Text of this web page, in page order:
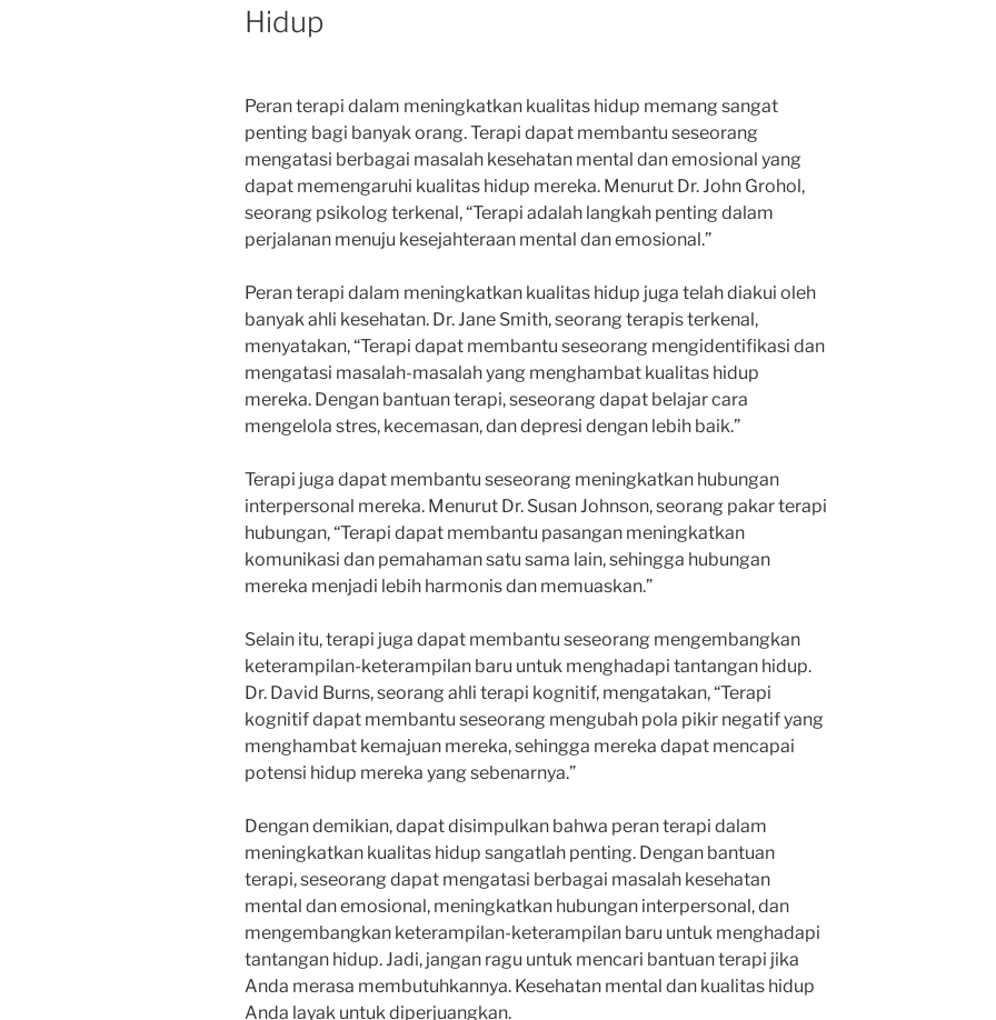
Hidup
Peran terapi dalam meningkatkan kualitas hidup memang sangat
penting bagi banyak orang. Terapi dapat membantu seseorang
mengatasi berbagai masalah kesehatan mental dan emosional yang
dapat memengaruhi kualitas hidup mereka. Menurut Dr. John Grohol,
seorang psikolog terkenal, “Terapi adalah langkah penting dalam
perjalanan menuju kesejahteraan mental dan emosional.”
Peran terapi dalam meningkatkan kualitas hidup juga telah diakui oleh
banyak ahli kesehatan. Dr. Jane Smith, seorang terapis terkenal,
menyatakan, “Terapi dapat membantu seseorang mengidentifikasi dan
mengatasi masalah-masalah yang menghambat kualitas hidup
mereka. Dengan bantuan terapi, seseorang dapat belajar cara
mengelola stres, kecemasan, dan depresi dengan lebih baik.”
Terapi juga dapat membantu seseorang meningkatkan hubungan
interpersonal mereka. Menurut Dr. Susan Johnson, seorang pakar terapi
hubungan, “Terapi dapat membantu pasangan meningkatkan
komunikasi dan pemahaman satu sama lain, sehingga hubungan
mereka menjadi lebih harmonis dan memuaskan.”
Selain itu, terapi juga dapat membantu seseorang mengembangkan
keterampilan-keterampilan baru untuk menghadapi tantangan hidup.
Dr. David Burns, seorang ahli terapi kognitif, mengatakan, “Terapi
kognitif dapat membantu seseorang mengubah pola pikir negatif yang
menghambat kemajuan mereka, sehingga mereka dapat mencapai
potensi hidup mereka yang sebenarnya.”
Dengan demikian, dapat disimpulkan bahwa peran terapi dalam
meningkatkan kualitas hidup sangatlah penting. Dengan bantuan
terapi, seseorang dapat mengatasi berbagai masalah kesehatan
mental dan emosional, meningkatkan hubungan interpersonal, dan
mengembangkan keterampilan-keterampilan baru untuk menghadapi
tantangan hidup. Jadi, jangan ragu untuk mencari bantuan terapi jika
Anda merasa membutuhkannya. Kesehatan mental dan kualitas hidup
Anda layak untuk diperjuangkan.